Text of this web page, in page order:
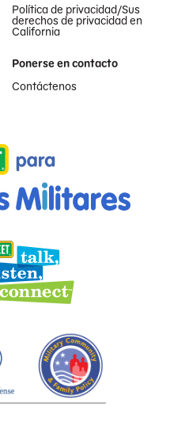
Política de privacidad/Sus
derechos de privacidad en
California
Ponerse en contacto
Contáctenos